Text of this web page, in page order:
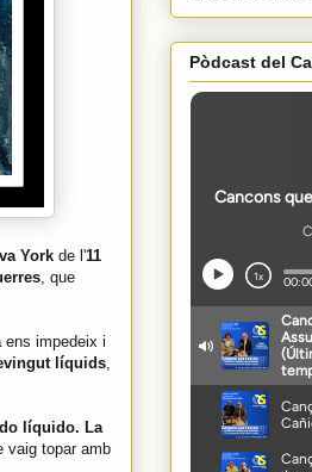
York de l'11
, que
ens impedeix i
líquids
líquido. La
vaig topar amb
Pòdcast del